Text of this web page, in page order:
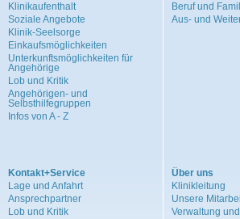
Klinikaufenthalt
Soziale Angebote
Klinik-Seelsorge
Einkaufsmöglichkeiten
Unterkunftsmöglichkeiten für
Angehörige
Lob und Kritik
Angehörigen- und
Selbsthilfegruppen
Infos von A - Z
Beruf und
Aus- und
Kontakt+Service
Lage und Anfahrt
Ansprechpartner
Lob und Kritik
Über uns
Klinikleitung
Unsere
Verwaltung